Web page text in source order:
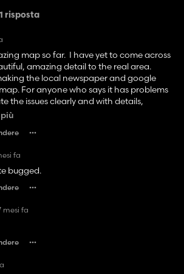
risposta
map so far. I have yet to come across
amazing detail to the real area.
the local newspaper and google
For anyone who says it has problems
the issues clearly and with details,
to come across one. Only thing i have
show up and work if you have a little
detail, and you will need a fairly powerful
optimized as both my 7900xtx and
gpu run this at 60 fps + on all ULTRA
views. I'm quite impressed with this map.
work.
fa
bugged.
mesi fa